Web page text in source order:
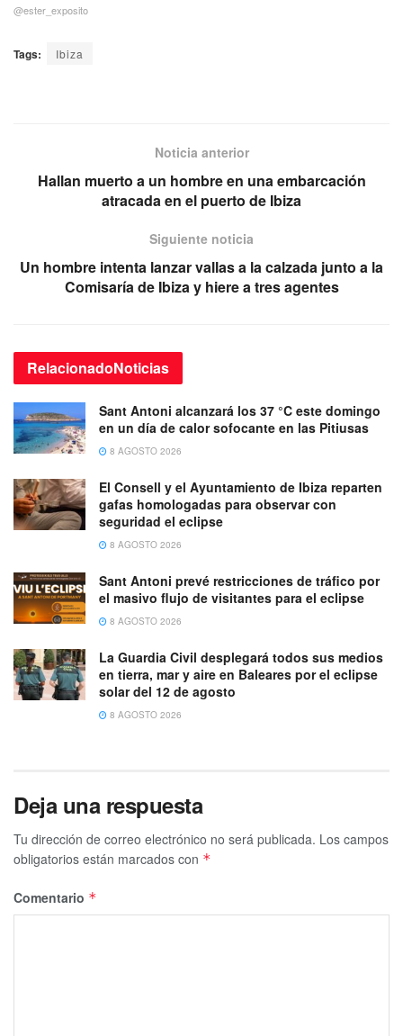
@ester_exposito
Tags: Ibiza
Noticia anterior
Hallan muerto a un hombre en una embarcación
atracada en el puerto de Ibiza
Siguiente noticia
Un hombre intenta lanzar vallas a la calzada junto a la
Comisaría de Ibiza y hiere a tres agentes
RelacionadoNoticias
Sant Antoni alcanzará los 37 °C este domingo
en un día de calor sofocante en las Pitiusas
8 AGOSTO 2026
El Consell y el Ayuntamiento de Ibiza reparten
gafas homologadas para observar con
seguridad el eclipse
8 AGOSTO 2026
Sant Antoni prevé restricciones de tráfico por
el masivo flujo de visitantes para el eclipse
8 AGOSTO 2026
La Guardia Civil desplegará todos sus medios
en tierra, mar y aire en Baleares por el eclipse
solar del 12 de agosto
8 AGOSTO 2026
Deja una respuesta
Tu dirección de correo electrónico no será publicada. Los campos
obligatorios están marcados con *
Comentario *